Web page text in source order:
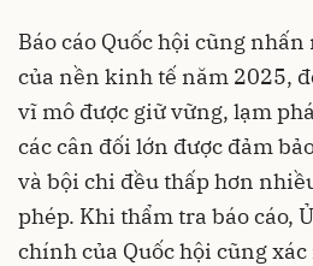
Báo cáo Quốc hội cũng
của nền kinh tế năm 2025,
vĩ mô được giữ vững, lạm
các cân đối lớn được đảm
và bội chi đều thấp hơn
phép. Khi thẩm tra báo cáo,
chính của Quốc hội cũng